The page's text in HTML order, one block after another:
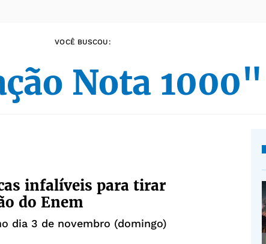
VOCÊ BUSCOU:
Nota 1000"
infalíveis para tirar
do Enem
dia 3 de novembro (domingo)